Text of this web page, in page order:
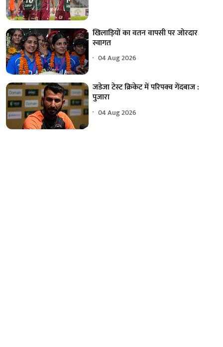
खिलाड़ियों का वतन वापसी पर जोरदार
स्वागत
04 Aug 2026
जडेजा टेस्ट क्रिकेट में परिपक्व गेंदबाज :
पुजारा
04 Aug 2026